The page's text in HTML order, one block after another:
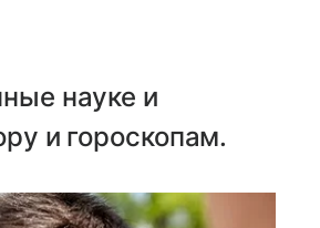
науке и
и гороскопам.